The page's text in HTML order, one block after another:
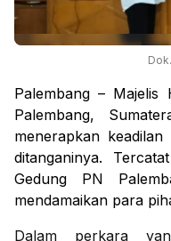
Palembang – Majelis
Palembang,
menerapkan
ditanganinya.
Gedung PN
mendamaikan para
Dalam perkara